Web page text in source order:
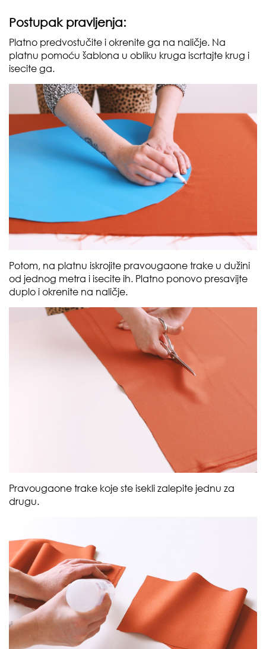
Postupak pravljenja:
Platno predvostučite i okrenite ga na naličje. Na
platnu pomoću šablona u obliku kruga iscrtajte krug i
isecite ga.
Potom, na platnu iskrojite pravougaone trake u dužini
od jednog metra i isecite ih. Platno ponovo presavijte
duplo i okrenite na naličje.
Pravougaone trake koje ste isekli zalepite jednu za
drugu.